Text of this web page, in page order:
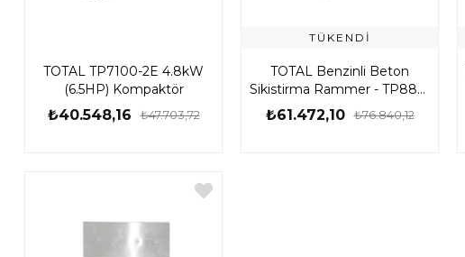
TOTAL TP7100-2E 4.8kW
(6.5HP) Kompaktör
₺40.548,16 ₺47.703,72
TÜKENDI
TOTAL Benzinli Beton
Sikistirma Rammer - TP880-
2E
₺61.472,10 ₺76.840,12